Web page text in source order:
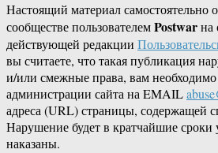
Настоящий материал самостоятельно
сообществе пользователемPostwarна
действующей редакции
вы считаете, что такая публикация
и/или смежные права, вам
администрации сайта на EMAIL
адреса (URL) страницы, содержащей
Нарушение будет в кратчайшие
наказаны.